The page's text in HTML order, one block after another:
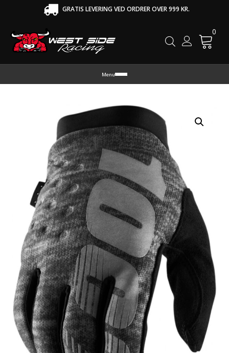
GRATIS LEVERING VED ORDRER OVER 999 KR.
0
Menu